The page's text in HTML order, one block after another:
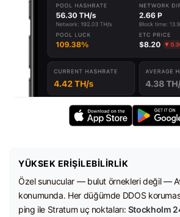
YÜKSEK ERIŞILEBILIRLIK
Özel sunucular — bulut örnekleri değil —
konumunda. Her düğümde DDOS
ping ile Stratum uç noktaları: Stockholm